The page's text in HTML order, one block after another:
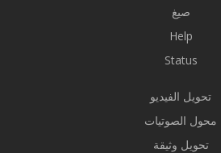
صيغ
Help
Status
تحويل الفيديو
محول الصوتيات
تحويل وثيقة